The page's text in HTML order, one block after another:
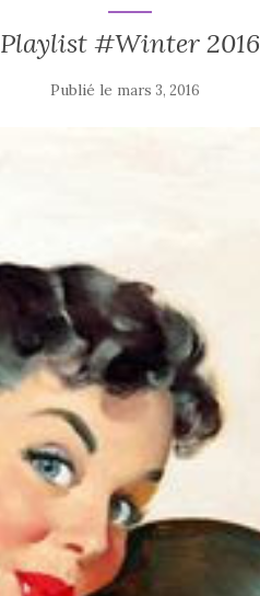
Playlist #Winter 2016
Publié le mars 3, 2016